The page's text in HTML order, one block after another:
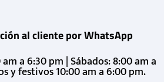
al cliente por WhatsApp
a 6:30 pm | Sábados: 8:00 am a
y festivos 10:00 am a 6:00 pm.